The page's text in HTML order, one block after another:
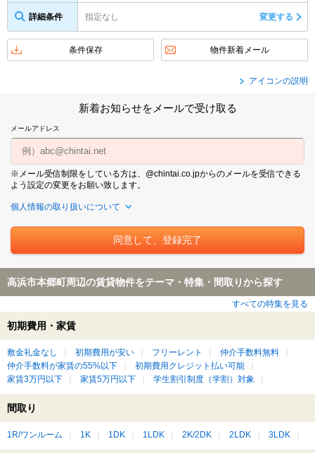
詳細条件 指定なし 変更する
条件保存 物件新着メール
アイコンの説明
新着お知らせをメールで受け取る
メールアドレス
※メール受信制限をしている方は、@chintai.co.jpからのメールを受信できる
よう設定の変更をお願い致します。
個人情報の取り扱いについて
高浜市本郷町周辺の賃貸物件をテーマ・特集・間取りから探す
すべての特集を見る
初期費用・家賃
敷金礼金なし 初期費用が安い フリーレント
仲介手数料無料
仲介手数料が家賃の55%以下
初期費用クレジット払い可能
家賃3万円以下
家賃5万円以下 学生割引制度（学割）対象
間取り
1R/ワンルーム 1K 1DK 1LDK 2K/2DK 2LDK 3LDK